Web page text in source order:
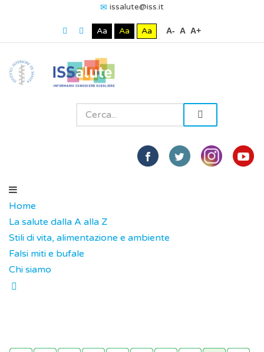
issalute@iss.it
Aa Aa Aa A- A A+
Home
La salute dalla A alla Z
Stili di vita, alimentazione e ambiente
Falsi miti e bufale
Chi siamo